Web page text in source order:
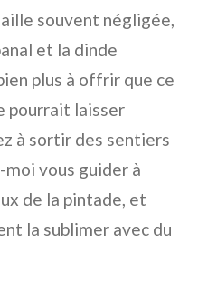
souvent négligée,
et la dinde
plus à offrir que ce
pourrait laisser
à sortir des sentiers
vous guider à
de la pintade, et
la sublimer avec du